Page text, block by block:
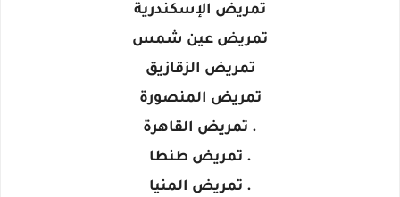
تمريض الإسكندرية
تمريض عين شمس
تمريض الزقازيق
تمريض المنصورة
. تمريض القاهرة
. تمريض طنطا
. تمريض المنيا